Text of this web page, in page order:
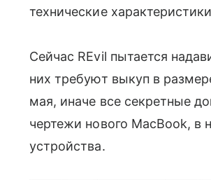
технические
Сейчас REvil пытается
них требуют выкуп в
мая, иначе все секретные
чертежи нового MacBook, в
устройства.